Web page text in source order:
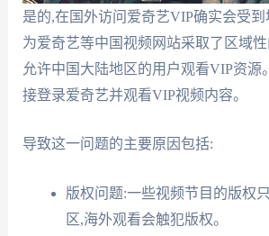
是的,在国外访问爱奇艺VIP确实会受到
为爱奇艺等中国视频网站采取了区域
允许中国大陆地区的用户观看VIP资源
接登录爱奇艺并观看VIP视频内容。
导致这一问题的主要原因包括:
版权问题:一些视频节目的版权
区,海外观看会触犯版权。